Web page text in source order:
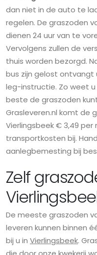
dan niet in de auto te
regelen. De graszoden
dienen 24 uur van te
Vervolgens zullen de
thuis worden bezorgd.
bus zijn gelost ontvangt
leg-instructie. Zo weet
beste de graszoden
Grasleveren.nl komt de
Vierlingsbeek € 3,49 per
transportkosten bij.
aanlegbemesting bij
Zelf
De meeste graszoden
leveren kunnen binnen
bij u in Vierlingsbeek.